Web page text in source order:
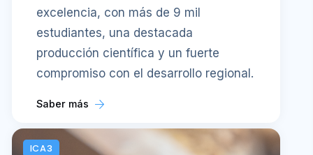
excelencia, con más de 9 mil
estudiantes, una destacada
producción científica y un fuerte
compromiso con el desarrollo regional.
Saber más
ICA3